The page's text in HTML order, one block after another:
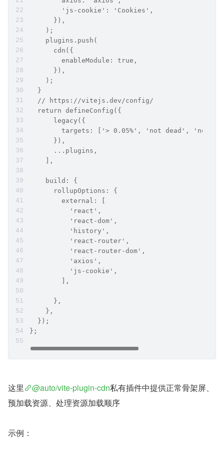
        'js-cookie': 'Cookies',
      }),
    );
    plugins.push(
      cdn({
        enableModule: true,
      }),
    );
  }
  // https://vitejs.dev/config/
  return defineConfig({
      legacy({
targets: ['> 0.05%', 'not dead', 'not
      }),
      ...plugins,
    ],
    build: {
      rollupOptions: {
        external: [
          'react',
          'react-dom',
          'history',
          'react-router',
          'react-router-dom',
          'axios',
          'js-cookie',
        ],
      },
    },
  });
};
这里 @auto/vite-plugin-cdn私有插件中提供正常骨架屏、
预加载资源、处理资源加载顺序
示例：